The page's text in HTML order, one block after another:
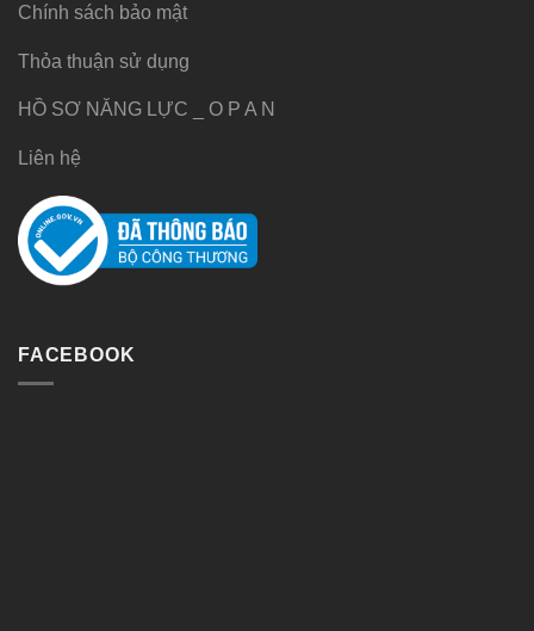
Chính sách bảo mật
Thỏa thuận sử dụng
HỒ SƠ NĂNG LỰC _ O P A N
Liên hệ
FACEBOOK